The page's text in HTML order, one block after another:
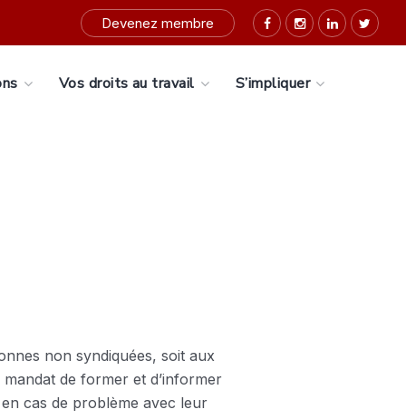
Devenez membre
Vos droits au travail S’impliquer
non syndiquées, soit aux
de former et d’informer
cas de problème avec leur